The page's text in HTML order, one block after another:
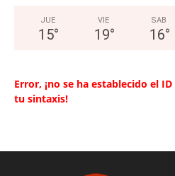
JUE
15°
VIE
19°
SAB
16°
Error, ¡no se ha establecido el
tu sintaxis!